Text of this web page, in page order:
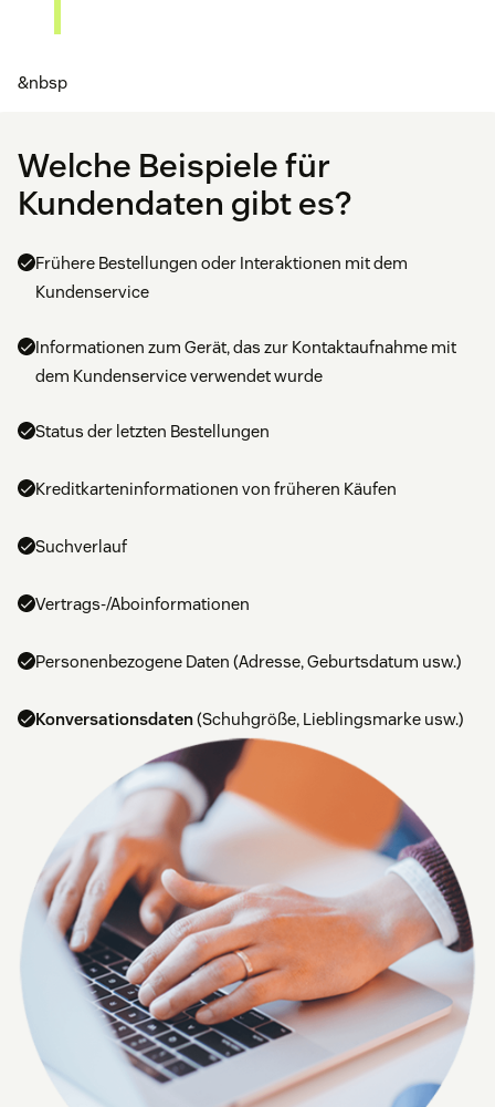
&nbsp
Welche Beispiele für
Kundendaten gibt es?
Frühere Bestellungen oder Interaktionen mit dem
Kundenservice
Informationen zum Gerät, das zur Kontaktaufnahme mit
dem Kundenservice verwendet wurde
Status der letzten Bestellungen
Kreditkarteninformationen von früheren Käufen
Suchverlauf
Vertrags-/Aboinformationen
Personenbezogene Daten (Adresse, Geburtsdatum usw.)
Konversationsdaten(Schuhgröße, Lieblingsmarke usw.)